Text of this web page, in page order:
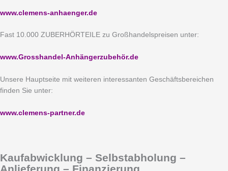
www.clemens-anhaenger.de
Fast 10.000 ZUBERHÖRTEILE zu Großhandelspreisen unter:
www.Grosshandel-Anhängerzubehör.de
Unsere Hauptseite mit weiteren interessanten Geschäftsbereichen
finden Sie unter:
www.clemens-partner.de
Kaufabwicklung – Selbstabholung –
Anlieferung – Finanzierung